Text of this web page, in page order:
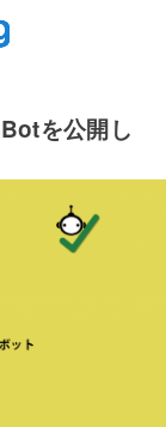
を公開し